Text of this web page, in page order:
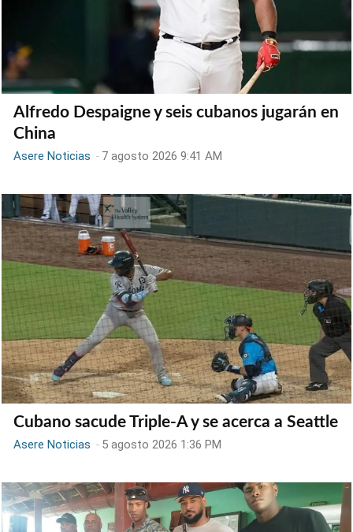
Alfredo Despaigne y seis cubanos jugarán en
China
Asere Noticias - 7 agosto 2026 9:41 AM
Cubano sacude Triple-A y se acerca a Seattle
Asere Noticias - 5 agosto 2026 1:36 PM